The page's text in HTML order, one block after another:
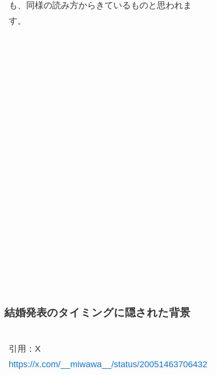
も、同様の読み方からきているものと思われま
す。
結婚発表のタイミングに隠された背景
引用：X
https://x.com/__miwawa__/status/20051463706432